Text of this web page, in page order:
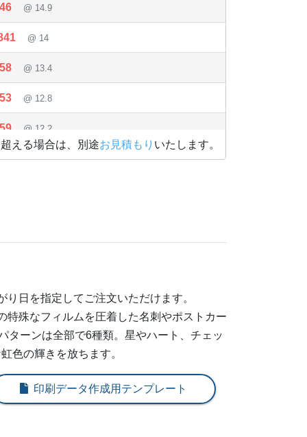
@ 14.9
@ 14
@ 13.4
@ 12.8
@ 12.2
@ 11.8
@ 10.3
@ 9.6
える場合は、別途お見積もり いたします。
日を指定してご注文いただけます。
特殊なフィルムを圧着した名刺やポストカー
ターンは全部で6種類。星やハート、チェッ
色の輝きを放ちます。
印刷データ作成用テンプレート